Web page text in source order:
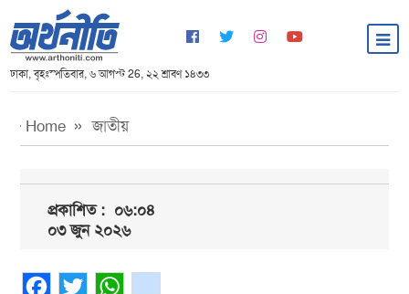
ঢাকা, বৃহঃস্পতিবার, ৬ আগস্ট 26, ২২ শ্রাবণ ১৪৩৩
Home জাতীয়
প্রকাশিত :০৬:০৪
০৩ জুন ২০২৬